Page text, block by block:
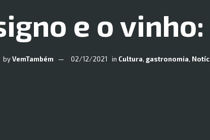
e o
by VemTambém 02/12/2021 in Cultura, gastronomia,